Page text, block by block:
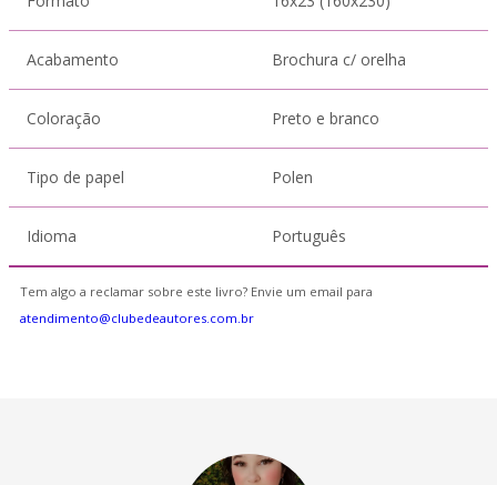
Acabamento Brochura c/ orelha
Coloração Preto e branco
Tipo de papel Polen
Idioma Português
Tem algo a reclamar sobre este livro? Envie um email para
atendimento@clubedeautores.com.br